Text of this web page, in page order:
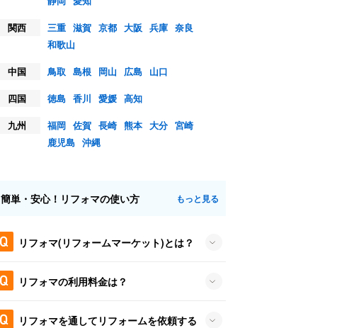
関西
三重 滋賀 京都 大阪 兵庫 奈良
和歌山
中国
鳥取 島根 岡山 広島
山口
四国
徳島 香川 愛媛 高知
九州
福岡 佐賀 長崎 熊本 大分 宮崎
鹿児島 沖縄
簡単・安心！リフォマの使い方 もっと見る
リフォマ(リフォームマーケット)とは？
リフォマの利用料金は？
リフォマを通してリフォームを依頼する